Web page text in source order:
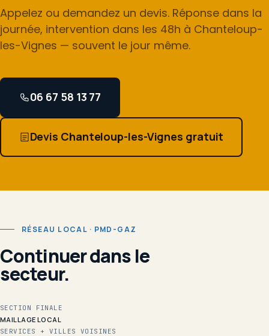
Appelez ou demandez un devis. Réponse dans la
journée, intervention dans les 48h à Chanteloup-
les-Vignes — souvent le jour même.
06 67 58 13 77
Devis Chanteloup-les-Vignes gratuit
RÉSEAU LOCAL · PMD-GAZ
Continuer dans le
secteur.
SECTION FINALE
MAILLAGE LOCAL
SERVICES + VILLES VOISINES